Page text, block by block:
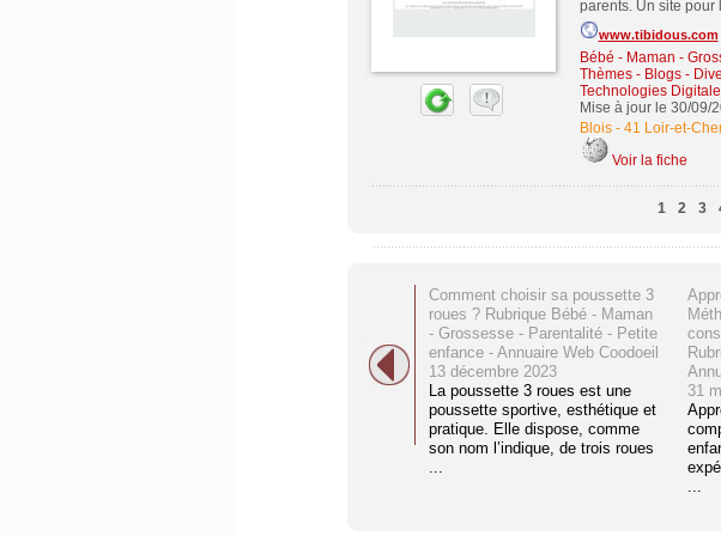
parents. Un site pour
www.tibidous.com
Bébé - Maman -
Thèmes - Blogs -
Technologies
Mise à jour le 30/09/
Blois- 41 Loir-et-
Voir la fiche
1 2 3
Comment choisir sa poussette 3
roues ? Rubrique Bébé - Maman
- Grossesse - Parentalité - Petite
enfance - Annuaire Web Coodoeil
13 décembre 2023
La poussette 3 roues est une
poussette sportive, esthétique et
pratique. Elle dispose, comme
son nom l’indique, de trois roues
...
31
...